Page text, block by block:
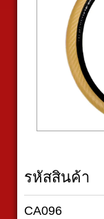
รหัสสินค้า
CA096